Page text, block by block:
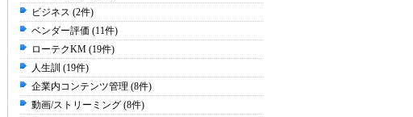
ビジネス (2件)
ベンダー評価 (11件)
ローテクKM (19件)
人生訓 (19件)
企業内コンテンツ管理 (8件)
動画/ストリーミング (8件)